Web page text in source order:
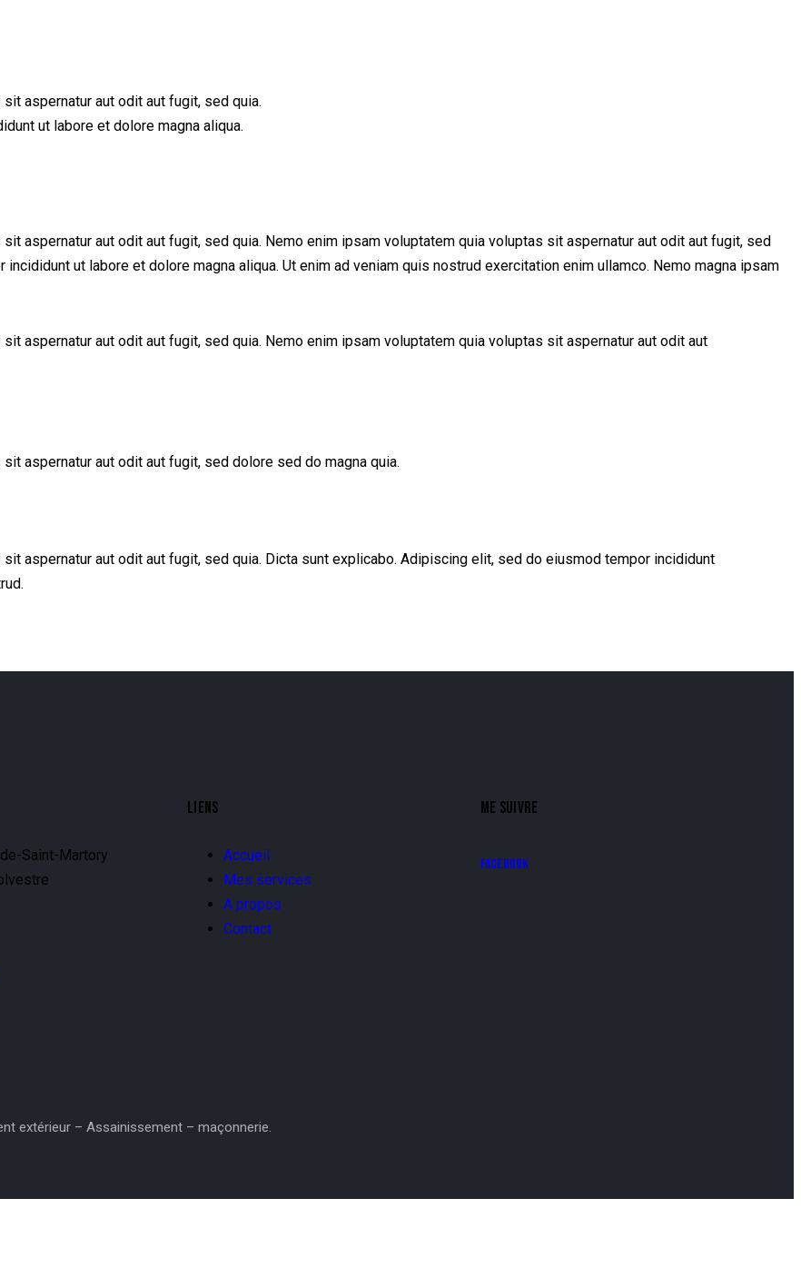
aspernatur aut odit aut fugit, sed quia.
ut labore et dolore magna aliqua.
aspernatur aut odit aut fugit, sed quia. Nemo enim ipsam voluptatem quia voluptas sit aspernatur aut odit aut fugit, sed
ut labore et dolore magna aliqua. Ut enim ad veniam quis nostrud exercitation enim ullamco. Nemo magna ipsam
aspernatur aut odit aut fugit, sed quia. Nemo enim ipsam voluptatem quia voluptas sit aspernatur aut odit aut
aspernatur aut odit aut fugit, sed dolore sed do magna quia.
aspernatur aut odit aut fugit, sed quia. Dicta sunt explicabo. Adipiscing elit, sed do eiusmod tempor incididunt
Saint-Martory
LIENS
Accueil
Mes services
A propos
Contact
ME SUIVRE
Facebook
extérieur – Assainissement – maçonnerie.